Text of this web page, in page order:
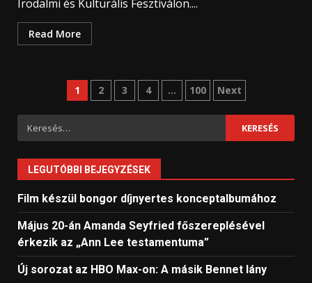
Irodalmi és Kulturális Fesztiválon....
Read More
Bejegyzések
lapozása
1 2 3 4 … 100 Next
Keresés:
LEGUTÓBBI BEJEGYZÉSEK
Film készül bongor díjnyertes konceptalbumához
Május 20-án Amanda Seyfried főszereplésével
érkezik az „Ann Lee testamentuma”
Új sorozat az HBO Max-on: A másik Bennet lány